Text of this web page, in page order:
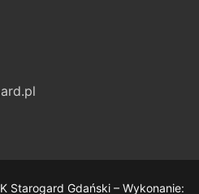
Starogard Gdański – Wykonanie: